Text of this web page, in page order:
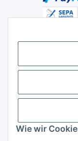
Wie wir